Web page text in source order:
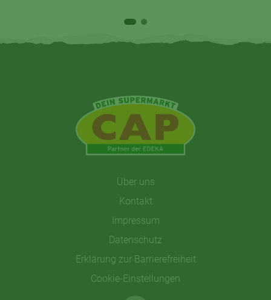
Über uns
Kontakt
Impressum
Datenschutz
Erklärung zur Barrierefreiheit
Cookie-Einstellungen